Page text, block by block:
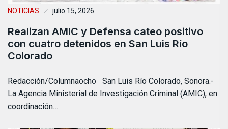
NOTICIAS julio 15, 2026
Realizan AMIC y Defensa cateo positivo
con cuatro detenidos en San Luis Río
Colorado
Redacción/Columnaocho San Luis Río Colorado, Sonora.-
La Agencia Ministerial de Investigación Criminal (AMIC), en
coordinación…